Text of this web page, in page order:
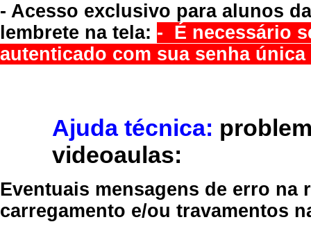
- Acesso exclusivo para alunos
lembrete na tela: - É necessário
autenticado com sua senha
Ajuda técnica:
videoaulas:
Eventuais mensagens de erro
carregamento e/ou travamentos